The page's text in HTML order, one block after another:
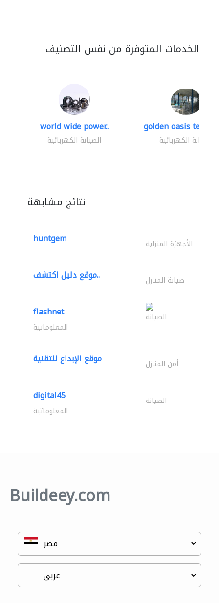
الخدمات المتوفرة من نفس التصنيف
world wide power..
الصيانة الكهربائية
golden oasis
الصيانة الكهربائية
نتائج مشابهة
huntgem الأجهزة المنزلية
موقع دليل اكتشف.. صيانة المنازل
flashnet الصيانة
المعلوماتية
موقع الإبداع للتقنية أمن المنازل
digital45 الصيانة
المعلوماتية
Buildeey.com